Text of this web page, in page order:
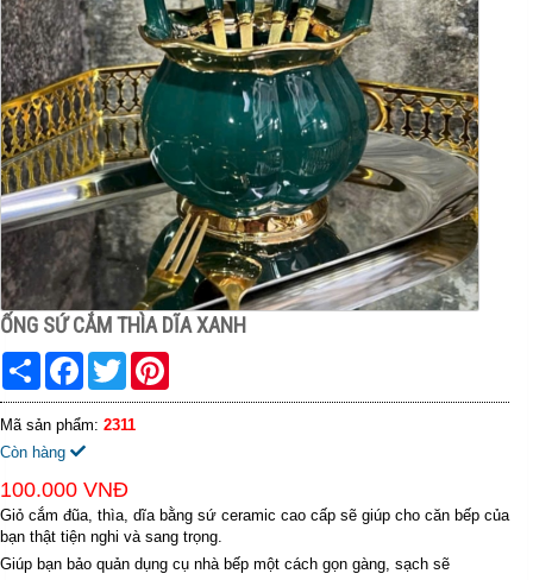
ỐNG SỨ CẮM THÌA DĨA XANH
Share FacebookTwitter
Mã sản phẩm: 2311
Còn hàng
100.000 VNĐ
Giỏ cắm đũa, thìa, dĩa bằng sứ ceramic cao cấp sẽ giúp cho căn bếp của
bạn thật tiện nghi và sang trọng.
Giúp bạn bảo quản dụng cụ nhà bếp một cách gọn gàng, sạch sẽ